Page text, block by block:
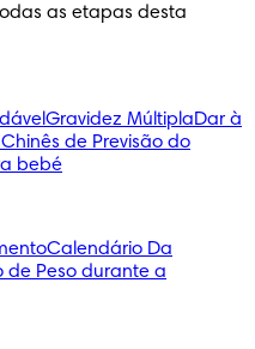
as etapas desta
Gravidez MúltiplaDar à
de Previsão do
bebé
Calendário Da
Peso durante a